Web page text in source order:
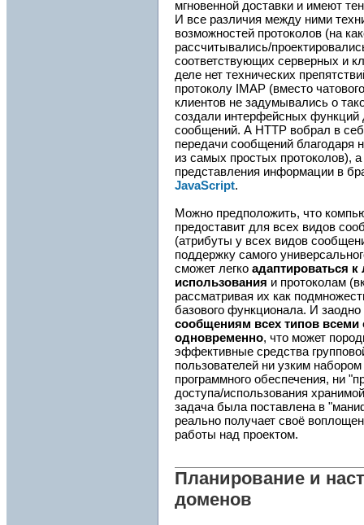
мгновенной доставки и имеют
И все различия между ними
возможностей протоколов (на
рассчитывались/
соответствующих серверных и
деле нет технических
протоколу IMAP (вместо
клиентов не задумывались о
создали интерфейсных функций
сообщений. А HTTP вобрал в
передачи сообщений благодаря
из самых простых протоколов), а
представления информации в
JavaScript.
Можно предположить, что
предоставит для всех видов
(атрибуты у всех видов
поддержку самого
сможет легко адаптироваться
использования и протоколам
рассматривая их как
базового функционала. И
сообщениям всех типов
одновременно, что может
эффективные средства
пользователей ни узким
программного обеспечения, ни
доступа/использования
задача была поставлена в
реально получает своё
работы над проектом.
Планирование и
доменов